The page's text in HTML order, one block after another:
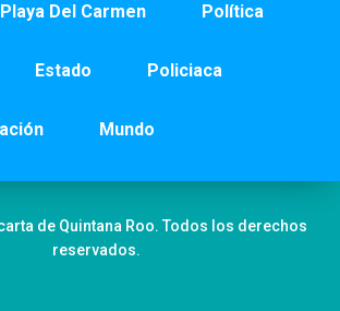
Playa Del Carmen Política
Estado Policiaca
Mundo
de Quintana Roo. Todos los derechos
reservados.